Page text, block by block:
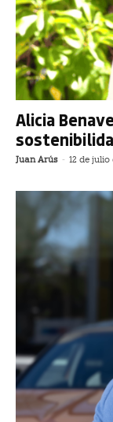
Alicia
Juan Arús - 12 de julio